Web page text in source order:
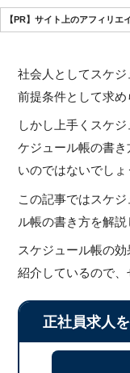
【PR】サイト上のアフィリエ
社会人としてスケ
前提条件として求め
しかし上手くスケ
ケジュール帳の書
いのではないでしょ
この記事ではスケ
ル帳の書き方を解説
スケジュール帳の
紹介しているので、
正社員求人